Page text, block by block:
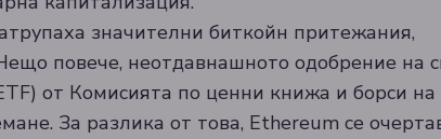
значителни биткойн притежания,
повече, неотдавнашното одобрение на
от Комисията по ценни книжа и борси
За разлика от това, Ethereum се